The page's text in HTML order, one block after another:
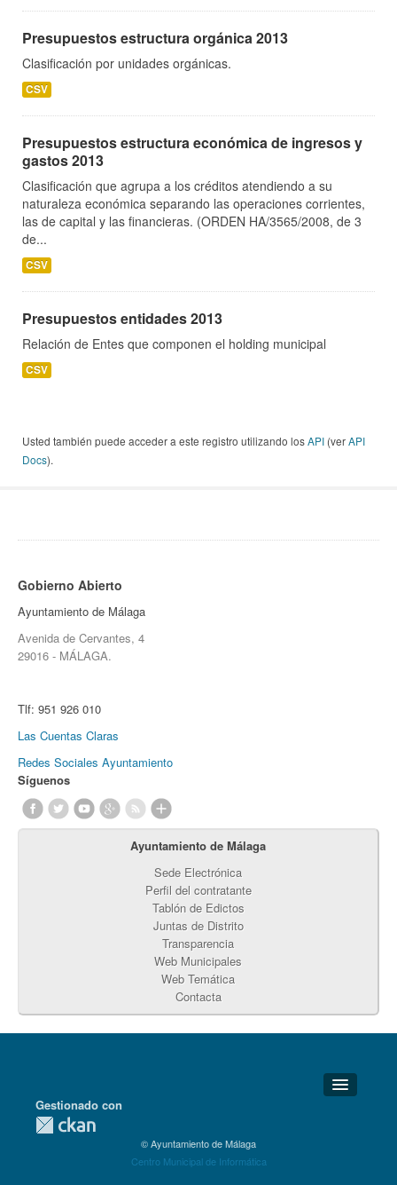
Presupuestos estructura orgánica 2013
Clasificación por unidades orgánicas.
CSV
Presupuestos estructura económica de ingresos y
gastos 2013
Clasificación que agrupa a los créditos atendiendo a su
naturaleza económica separando las operaciones corrientes,
las de capital y las financieras. (ORDEN HA/3565/2008, de 3
de...
CSV
Presupuestos entidades 2013
Relación de Entes que componen el holding municipal
CSV
Usted también puede acceder a este registro utilizando losAPI (verAPI
Docs).
Gobierno Abierto
Ayuntamiento de Málaga
Avenida de Cervantes, 4
29016 - MÁLAGA.
Tlf: 951 926 010
Las Cuentas Claras
Redes Sociales Ayuntamiento
Síguenos
Ayuntamiento de Málaga
Sede Electrónica
Perfil del contratante
Tablón de Edictos
Juntas de Distrito
Transparencia
Web Municipales
Web Temática
Contacta
Detalles Técnicos
Gestionado con
© Ayuntamiento de Málaga
Centro Municipal de Informática